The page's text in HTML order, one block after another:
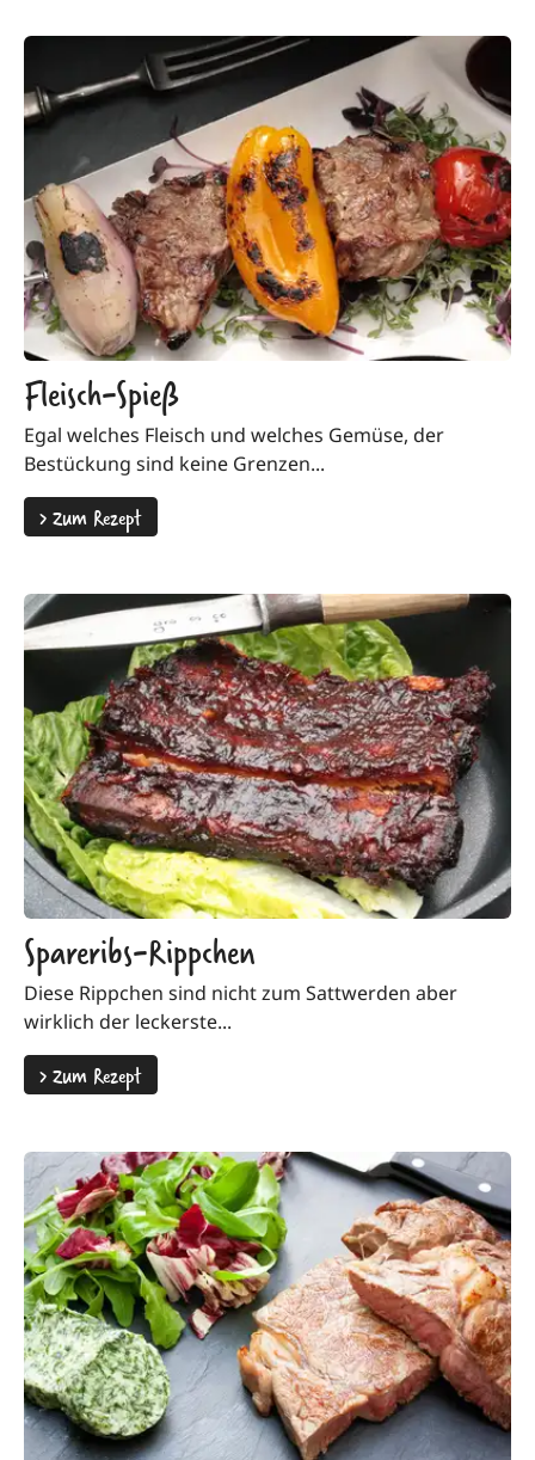
Fleisch-Spieß
Egal welches Fleisch und welches Gemüse, der
Bestückung sind keine Grenzen...
>Zum Rezept
Spareribs-Rippchen
Diese Rippchen sind nicht zum Sattwerden aber
wirklich der leckerste...
>Zum Rezept